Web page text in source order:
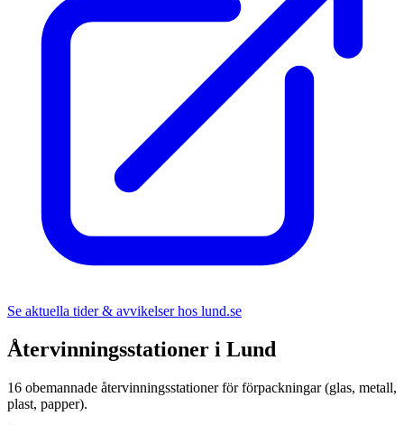
Se aktuella tider & avvikelser hos lund.se
Återvinningsstationer i Lund
16 obemannade återvinningsstationer för förpackningar (glas, metall,
plast, papper).